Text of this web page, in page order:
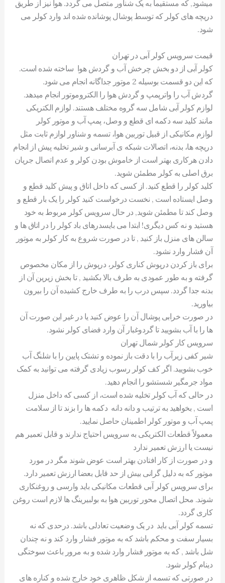
میشود, که مستقیماً به یک شناور متصل می گردد. هوا نیز از طریق
دریچه های کولر که توسط پوشال پوشانده شده اند وارد کولر می
شود.
قیمت سرویس کولر آبی در تهران
کولر آبی از دو بخش چرخش آب و گردش هوا ساخته شده است.
که این دو قسمت بوسیله 2 موتور جداگانه انجام می شود.
گردش آب را واترپمپ و گردش هوا را الکتروموتور انجام میدهد.
لوازم کولر آبی شامل سه گروه مختلف هستند. لوازم الکتریکی
مانند کلید سه دکمه ای قطع و وصل، پمپ آب و موتور کولر
لوازم مکانیکی از قبیل توربین هوا، تسمه و شناور لوازم ثابت مثل
دریچه ها، بدنه، اتصالات شبکه ی آبرسانی و شیر تخلیه پیش از انجام
دادن هرکاری بهتر است از خاموش بودن کولر و عدم اتصال جریان
برق اصلی به کولر مطمئن شوید.
کلید کولر را قطع کنید. از کسی که داخل اتاق و پیش کلید قطع و
وصل ایستاده است , نخست درخواست کنید کولر را یک بار قطع و
وصل کند تا مطمئن شوید, در حال سرویس کولر مربوط به خود
هستید و نه کس دیگری! ابتدا می بایسدرهای باد کولر را در اتاق ها و
سالن های منزل باز کنید , تا در صورت شروع به کار کولر به موتور
آن فشار وارد نشود.
برای باز کردن درپوش کناری کولر، درپوش را از مکان مخصوص
گرفته و به طور عمودی به طرف بالا بکشید , تا بخش زیرین آن از
بدنه جدا گردد. سپس درب را به طرف خارج کشیده آن را بیرون
بیاورید.
در صورت خرابی پوشال آن را عوض کنید یا در غیر این صورت آن
ها را با آب بشویید تا گردوغبار آن وارد فضای کولر نشود.
سرویس کار کولر شمال تهران
شیر کفی زیرآب را با دقت باز نموده و تشتک پایین را با شلنگ آب
خوب بشویید. اگر کف کولر رسوب زیادی گرفته می توانید به کمک
مواد جرمگیر شستشو را انجام دهید.
در حالی که آب کولر تخلیه شده است، از کسی که داخل منزل
است , بخواهید به ترتیب و دانه دانه دکمه ها را بزند تا از سلامت
پمپ آب و موتور کولر اطمینان حاصل نمایید.
معمولاً قطعات الکتریکی به سرویس احتیاج ندارند و قابل تعمیر هم
نیست یا ارزش تعمیر ندارد
و در صورت از کار افتادن بهتر است عوض شوند مگر در مورد
موتور که به دلیل گرانی بیش از حد قابل بعضا ارزش تعمیر دارد.
برای سرویس کولر آبی قطعات مکانیکی باید وارسی و روغنکاری
شوند. محل اتصال محور توربین هوا به بولبیرینگ ها لازم است روغن
کاری گردد.
تسمه کولر آبی باید در یک وضعیت تعادلی باشد. درحدی که نه
بسیار سفت و محکم باشد که به موتور فشار وارد کند و نه چندان
شل باشد , که به موتور فشار وارد شده و به مرور باعث سوختگی
دینام کولر شود.
در صورتی که تسمه از شکل ظاهری خود خارج شده و کناره های